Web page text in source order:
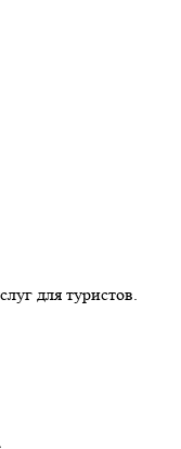
для туристов.